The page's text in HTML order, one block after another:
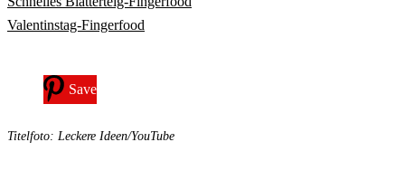
Valentinstag-Fingerfood
Save
Titelfoto: Leckere Ideen/YouTube